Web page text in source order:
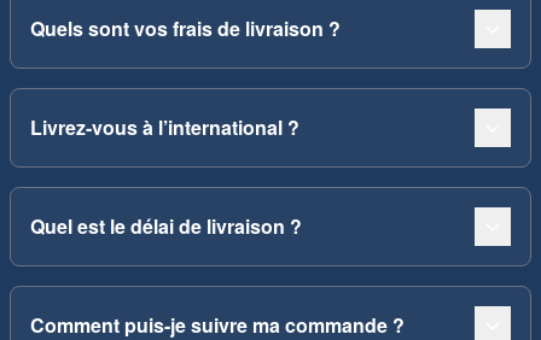
Quels sont vos frais de livraison ?
Livrez-vous à l’international ?
Quel est le délai de livraison ?
Comment puis-je suivre ma commande ?